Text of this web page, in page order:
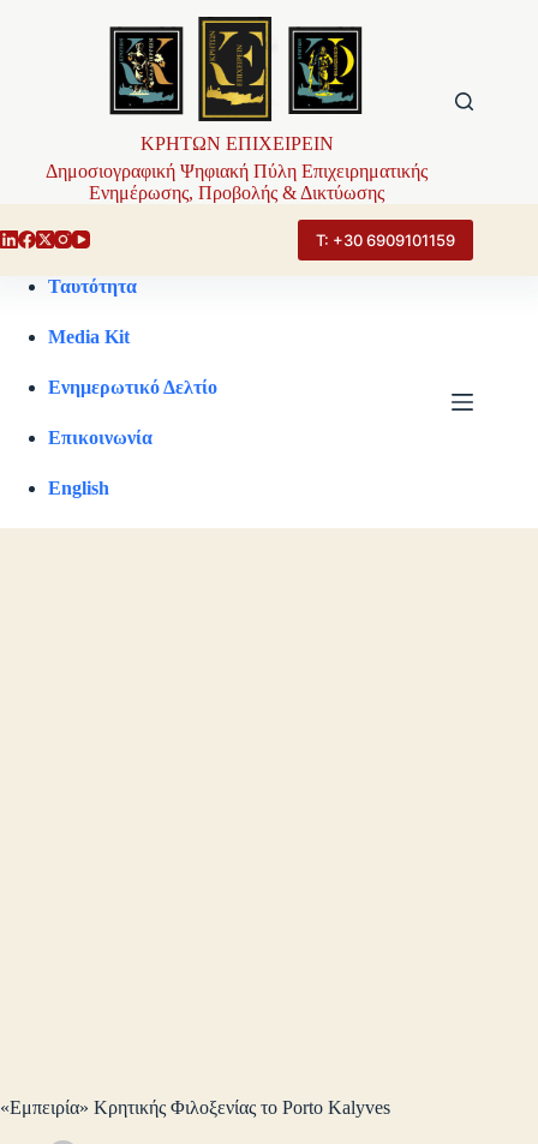
ΚΡΗΤΩΝ ΕΠΙΧΕΙΡΕΙΝ
Δημοσιογραφική Ψηφιακή Πύλη Επιχειρηματικής
Ενημέρωσης, Προβολής & Δικτύωσης
Τ: +30 6909101159
Ταυτότητα
Media Kit
Ενημερωτικό Δελτίο
Επικοινωνία
English
«Εμπειρία» Κρητικής Φιλοξενίας το Porto Kalyves